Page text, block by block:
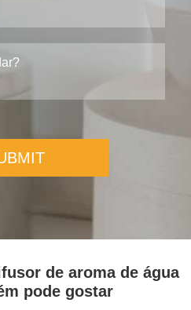
de aroma de água
pode gostar